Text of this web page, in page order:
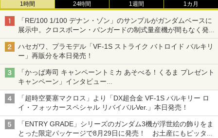
1時間 24時間 1週間 1カ月
「RE/100 1/100 デナン・ゾン」のサンプルがガンダムベースに
展示中。クロスボーン・バンガードの制式量産機が間もなく発送
【ガンダムベース撮り下ろし】
ハセガワ、プラモデル「VF-1S ストライク バトロイド バルキリ
ー」再販分を本日発売！
「かっぱ寿司 キャンペーントミカ あそべる！くるま プレゼント
キャンペーン」インタビュー
子どもが楽しめるかっぱ寿司ならではの体験とコラボの楽しさを
追求
「超時空要塞マクロス」より「DX超合金 VF-1S バルキリー ロ
イ・フォッカースペシャル リバイバルVer.」本日発売！
「ENTRY GRADE」シリーズのガンダム3機が浮世絵の飾りをま
とった限定パッケージで8月29日に発売！ お土産にもピッタ